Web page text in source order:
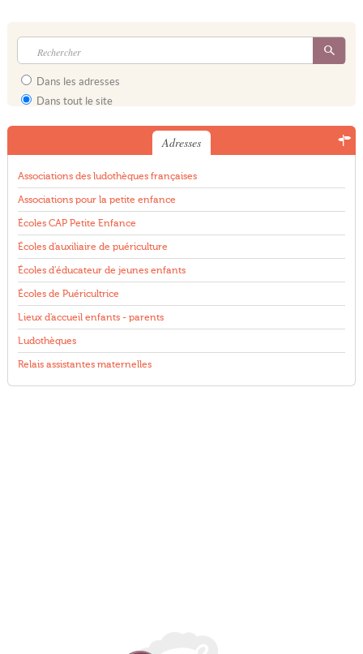
Dans les adresses
Dans tout le site
Adresses
Associations des ludothèques françaises
Associations pour la petite enfance
Écoles CAP Petite Enfance
Écoles d'auxiliaire de puériculture
Écoles d'éducateur de jeunes enfants
Écoles de Puéricultrice
Lieux d'accueil enfants - parents
Ludothèques
Relais assistantes maternelles